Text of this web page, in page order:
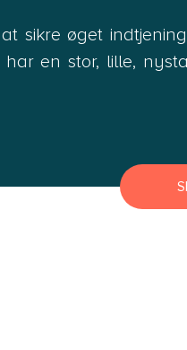
Glostrup København
Holbæk København
Roskilde
sikre øget
en stor, lille,